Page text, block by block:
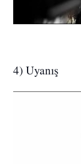
4) Uyanış